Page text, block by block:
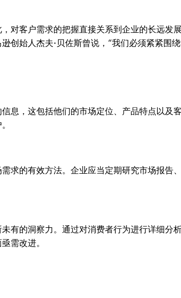
对客户需求的把握直接关系到企业的长远
创始人杰夫·贝佐斯曾说，“我们必须紧紧围
息，这包括他们的市场定位、产品特点以
求的有效方法。企业应当定期研究市场报
有的洞察力。通过对消费者行为进行详细
需改进。